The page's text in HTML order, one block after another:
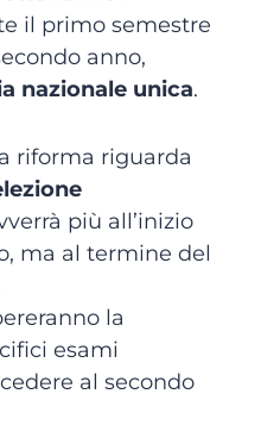
il primo semestre
anno,
nazionale unica.
riforma riguarda
più all’inizio
ma al termine del
la
esami
al secondo